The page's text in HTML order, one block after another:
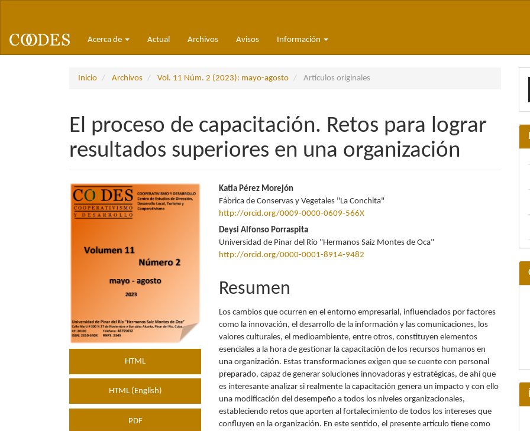
principal
Barra
Acerca de Actual Archivos Avisos Información
Inicio Archivos Vol. 11 Núm. 2 (2023): mayo-agosto Artículos originales
El proceso de capacitación. Retos para lograr
resultados superiores en una organización
Barra
lateral
artículo
HTML
HTML (English)
PDF
Contenido
principal
del
artículo
Katia Pérez Morejón
Fábrica de Conservas y Vegetales "La Conchita"
http://orcid.org/0009-0000-0609-566X
Deysi Alfonso Porraspita
Universidad de Pinar del Río "Hermanos Saiz Montes de Oca"
http://orcid.org/0000-0001-8914-9482
Resumen
Los cambios que ocurren en el entorno empresarial, influenciados por factores
como la innovación, el desarrollo de la información y las comunicaciones, los
valores culturales, el medioambiente, entre otros, constituyen elementos
esenciales a la hora de gestionar la capacitación de los recursos humanos en
una organización. Estas transformaciones exigen que se cuente con personal
preparado, capaz de generar soluciones innovadoras y estratégicas, de ahí que
es interesante analizar si realmente la capacitación genera un impacto y con ello
una modificación del desempeño a todos los niveles organizacionales,
estableciendo retos que aporten al fortalecimiento de todos los intereses que
confluyen en la organización. En este sentido, el presente artículo tiene como